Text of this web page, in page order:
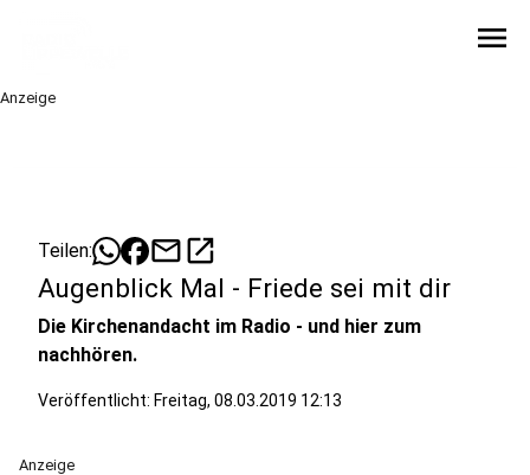
menu
Anzeige
Teilen: mailopen_in_new
Augenblick Mal - Friede sei mit dir
Die Kirchenandacht im Radio - und hier zum
nachhören.
Veröffentlicht: Freitag, 08.03.2019 12:13
Anzeige